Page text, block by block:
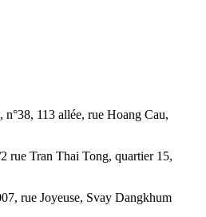
113 allée, rue Hoang Cau,
rue Tran Thai Tong, quartier 15,
rue Joyeuse, Svay Dangkhum